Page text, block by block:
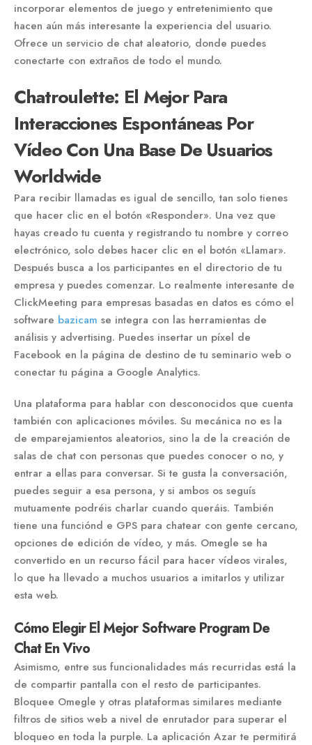
incorporar elementos de juego y entretenimiento que
hacen aún más interesante la experiencia del usuario.
Ofrece un servicio de chat aleatorio, donde puedes
conectarte con extraños de todo el mundo.
Chatroulette: El Mejor Para
Interacciones Espontáneas Por
Vídeo Con Una Base De Usuarios
Worldwide
Para recibir llamadas es igual de sencillo, tan solo tienes
que hacer clic en el botón «Responder». Una vez que
hayas creado tu cuenta y registrando tu nombre y correo
electrónico, solo debes hacer clic en el botón «Llamar».
Después busca a los participantes en el directorio de tu
empresa y puedes comenzar. Lo realmente interesante de
ClickMeeting para empresas basadas en datos es cómo el
software bazicam se integra con las herramientas de
análisis y advertising. Puedes insertar un píxel de
Facebook en la página de destino de tu seminario web o
conectar tu página a Google Analytics.
Una plataforma para hablar con desconocidos que cuenta
también con aplicaciones móviles. Su mecánica no es la
de emparejamientos aleatorios, sino la de la creación de
salas de chat con personas que puedes conocer o no, y
entrar a ellas para conversar. Si te gusta la conversación,
puedes seguir a esa persona, y si ambos os seguís
mutuamente podréis charlar cuando queráis. También
tiene una funciónd e GPS para chatear con gente cercano,
opciones de edición de vídeo, y más. Omegle se ha
convertido en un recurso fácil para hacer vídeos virales,
lo que ha llevado a muchos usuarios a imitarlos y utilizar
esta web.
Cómo Elegir El Mejor Software Program De
Chat En Vivo
Asimismo, entre sus funcionalidades más recurridas está la
de compartir pantalla con el resto de participantes.
Bloquee Omegle y otras plataformas similares mediante
filtros de sitios web a nivel de enrutador para superar el
bloqueo en toda la purple. La aplicación Azar te permitirá